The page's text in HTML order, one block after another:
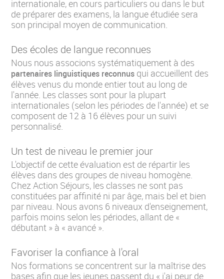
internationale, en cours particuliers ou dans le but
de préparer des examens, la langue étudiée sera
son principal moyen de communication.
Des écoles de langue reconnues
Nous nous associons systématiquement à des
partenaires linguistiques reconnus qui accueillent des
élèves venus du monde entier tout au long de
l'année. Les classes sont pour la plupart
internationales (selon les périodes de l'année) et se
composent de 12 à 16 élèves pour un suivi
personnalisé.
Un test de niveau le premier jour
L'objectif de cette évaluation est de répartir les
élèves dans des groupes de niveau homogène.
Chez Action Séjours, les classes ne sont pas
constituées par affinité ni par âge, mais bel et bien
par niveau. Nous avons 6 niveaux d'enseignement,
parfois moins selon les périodes, allant de «
débutant » à « avancé ».
Favoriser la confiance à l'oral
Nos formations se concentrent sur la maîtrise des
bases afin que les jeunes passent du « j'ai peur de